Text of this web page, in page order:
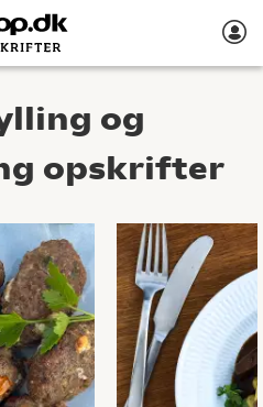
og
opskrifter